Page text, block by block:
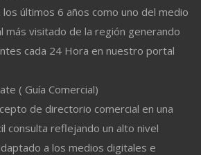
los últimos 6 años como uno del medio
más visitado de la región generando
cada 24 Hora en nuestro portal
( Guía Comercial)
de directorio comercial en una
consulta reflejando un alto nivel
a los medios digitales e